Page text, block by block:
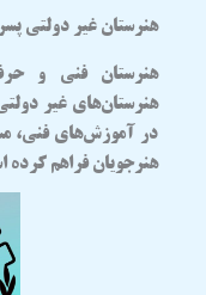
هنرستان غیر دولتی
هنرستان فنی و
هنرستان‌های غیر
در آموزش‌های فنی،
هنرجویان فراهم کرده